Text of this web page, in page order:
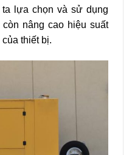
lựa chọn và sử dụng
nâng cao hiệu suất
thiết bị.